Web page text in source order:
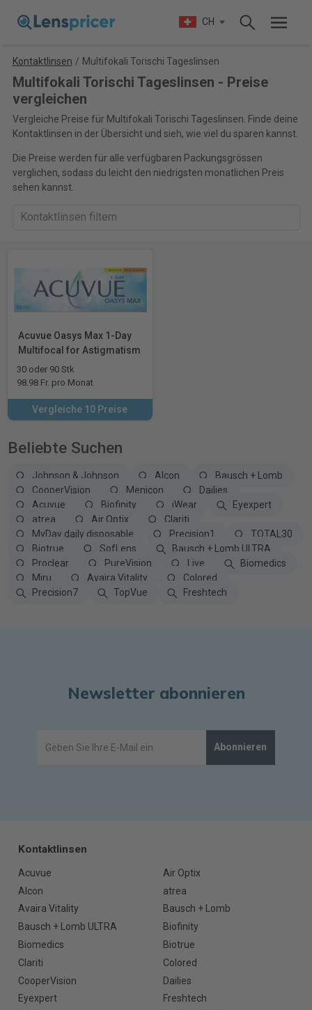
CH
Kontaktlinsen / Multifokali Torischi Tageslinsen
Multifokali Torischi Tageslinsen - Preise
vergleichen
Vergleiche Preise für Multifokali Torischi Tageslinsen. Finde deine
Kontaktlinsen in der Übersicht und sieh, wie viel du sparen kannst.
Die Preise werden für alle verfügbaren Packungsgrössen
verglichen, sodass du leicht den niedrigsten monatlichen Preis
sehen kannst.
Acuvue Oasys Max 1-Day
Multifocal for Astigmatism
30 oder 90 Stk
98.98 Fr. pro Monat
Vergleiche 10 Preise
Beliebte Suchen
Johnson & Johnson Alcon
Bausch + Lomb
CooperVision
Menicon
Dailies
Acuvue
Biofinity iWear
Eyexpert
atrea
Air Optix
Clariti
MyDay daily disposable
Precision1
TOTAL30
Biotrue
SofLens
Bausch + Lomb ULTRA
Proclear
PureVision Live
Biomedics
Miru
Avaira Vitality
Colored
Precision7
TopVue Freshtech
Newsletter abonnieren
Abonnieren
Kontaktlinsen
Acuvue
Air Optix
Alcon
atrea
Avaira Vitality
Bausch + Lomb
Bausch + Lomb ULTRA
Biofinity
Biomedics
Biotrue
Clariti
Colored
CooperVision
Dailies
Eyexpert
Freshtech